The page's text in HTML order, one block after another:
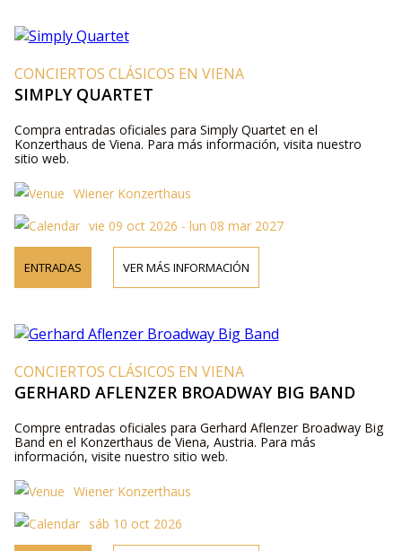
CONCIERTOS CLÁSICOS EN VIENA
SIMPLY QUARTET
Compra entradas oficiales para Simply Quartet en el
Konzerthaus de Viena. Para más información, visita nuestro
sitio web.
Wiener Konzerthaus
vie 09 oct 2026 - lun 08 mar 2027
ENTRADAS VER MÁS INFORMACIÓN
CONCIERTOS CLÁSICOS EN VIENA
GERHARD AFLENZER BROADWAY BIG BAND
Compre entradas oficiales para Gerhard Aflenzer Broadway Big
Band en el Konzerthaus de Viena, Austria. Para más
información, visite nuestro sitio web.
Wiener Konzerthaus
sáb 10 oct 2026